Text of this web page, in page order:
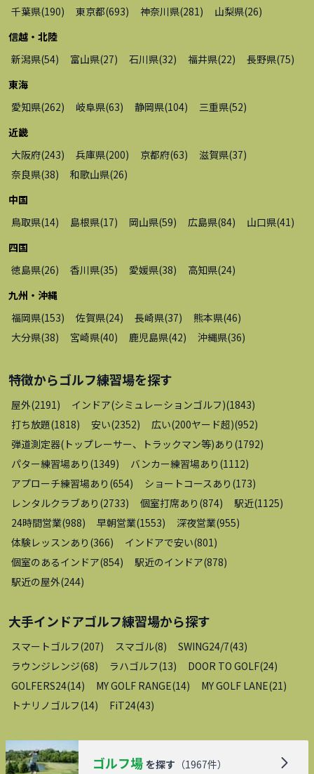
千葉県(190) 東京都(693) 神奈川県(281 ) 山梨県(26)
信越・北陸
新潟県(54) 富山県(27) 石川県(32) 福井県(22) 長野県(75)
東海
愛知県(262) 岐阜県(63) 静岡県(104) 三重県(52)
近畿
大阪府(243) 兵庫県(200) 京都府(63) 滋賀県(37)
奈良県(38) 和歌山県(26)
中国
鳥取県(14) 島根県(17) 岡山県(59) 広島県(84) 山口県(41 )
四国
徳島県(26) 香川県(35) 愛媛県(38) 高知県(24)
九州・沖縄
福岡県(153) 佐賀県(24) 長崎県(37) 熊本県(46)
大分県(38) 宮崎県(40) 鹿児島県(42) 沖縄県(36)
特徴からゴルフ練習場を探す
屋外(2191 ) インドア(シミュレーションゴルフ)(1843)
打ち放題(1818) 安い(2352) 広い(200ヤード超)(952)
弾道測定器(トップレーサー、トラックマン等)あり (1792)
パター練習場あり (1349) バンカー練習場あり (1112)
アプローチ練習場あり (654) ショートコースあり (173)
レンタルクラブあり (2733) 個室打席あり (874) 駅近(1125)
24時間営業(988) 早朝営業(1553) 深夜営業(955)
体験レッスンあり (366) インドアで安い(801 )
個室のあるインドア(854) 駅近のインドア(878)
駅近の屋外(244)
大手インドアゴルフ練習場から探す
スマートゴルフ(207) スマゴル(8) SWING24/7(43)
ラウンジレンジ(68) ラハゴルフ(13) DOOR TO GOLF(24)
GOLFERS24(14) MY GOLF RANGE(14) MY GOLF LANE(21 )
トナリノゴルフ(14) FiT24(43)
ゴルフ場 を探す （1967件）